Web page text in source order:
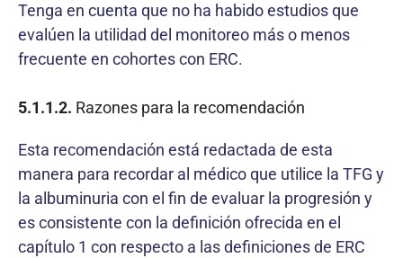
Tenga en cuenta que no ha habido estudios que
evalúen la utilidad del monitoreo más o menos
frecuente en cohortes con ERC.
5.1.1.2. Razones para la recomendación
Esta recomendación está redactada de esta
manera para recordar al médico que utilice la TFG y
la albuminuria con el fin de evaluar la progresión y
es consistente con la definición ofrecida en el
capítulo 1 con respecto a las definiciones de ERC